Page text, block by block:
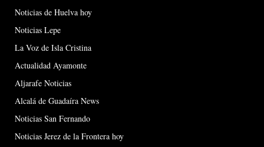
Noticias de Huelva hoy
Noticias Lepe
La Voz de Isla Cristina
Actualidad Ayamonte
Aljarafe Noticias
Alcalá de Guadaíra News
Noticias San Fernando
Noticias Jerez de la Frontera hoy